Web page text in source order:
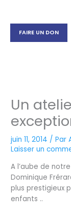
contenu
FAIRE UN DON
Un
juin 11, 2014 / Par
Laisser un
A l’aube de
Dominique
plus prestigieux
enfants ..